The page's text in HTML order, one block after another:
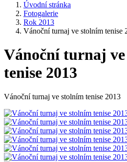
Úvodní stránka
Fotogalerie
Rok 2013
Vánoční turnaj ve stolním tenise
Vánoční turnaj
tenise 2013
Vánoční turnaj ve stolním tenise 2013